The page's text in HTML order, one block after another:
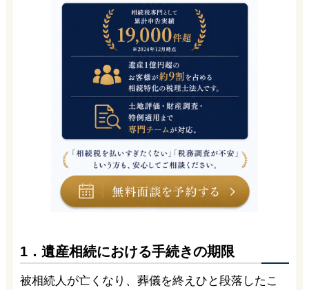
1．遺産相続における手続きの期限
被相続人が亡くなり、葬儀を終えひと段落したこ